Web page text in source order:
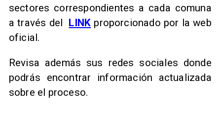
sectores correspondientes a cada comuna
a través del LINK proporcionado por la web
oficial.
Revisa además sus redes sociales donde
podrás encontrar información actualizada
sobre el proceso.